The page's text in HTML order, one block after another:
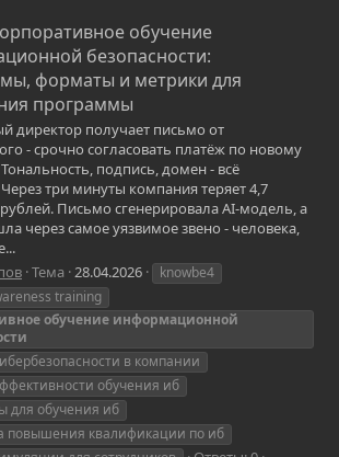
обучение
безопасности:
форматы и метрики для
программы
директор получает письмо от
- срочно согласовать платёж по новому
Тональность, подпись, домен - всё
Через три минуты компания теряет 4,7
Письмо сгенерировала AI-модель, а
через самое уязвимое звено - человека,
Тема 28.04.2026
knowbe4
training
обучение информационной
в компании
обучения иб
для обучения иб
повышения квалификации по иб